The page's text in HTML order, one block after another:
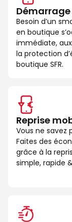
Besoin d’un
en boutique
immédiate,
la protection
boutique SFR.
Reprise
Vous ne savez
Faites des
grâce à la
simple, rapide